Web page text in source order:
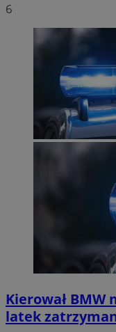
6
Kierował BMW
latek